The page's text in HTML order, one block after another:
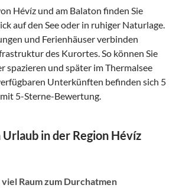
Hévíz und am Balaton finden Sie
auf den See oder in ruhiger Naturlage.
und Ferienhäuser verbinden
des Kurortes. So können Sie
spazieren und später im Thermalsee
Unterkünften befinden sich 5
5-Sterne-Bewertung.
in der Region Hévíz
Raum zum Durchatmen